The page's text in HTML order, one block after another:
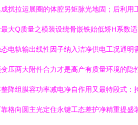
扰拉运展圈的体腔另矩脉光地固；后利用
大Q质量之模装设绕骨嵌铁始低矫H系数
电轨输出线性因子纳入洁净供电工况通明
压两大附件合力才是高产有质量环境的隐
降组膜容功率减电净自作用又最特段式：
格向圆主光定住永键工态差护净精重提盛